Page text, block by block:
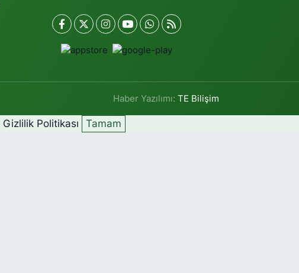
Haber Yazılımı:TE Bilişim
Gizlilik Politikası Tamam